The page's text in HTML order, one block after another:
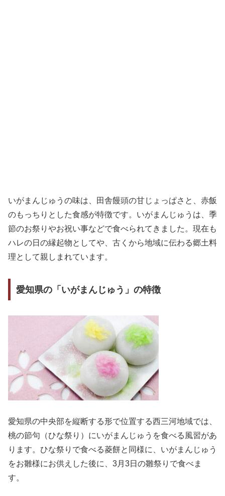
いがまんじゅうの味は、田舎饅頭の甘じょっぱさと、赤飯
のもっちりとした食感が特徴です。いがまんじゅうは、季
節のお祭りやお祝い事などで食べられてきました。現在も
ハレの日の縁起物としてや、古くから地域に伝わる郷土料
理として親しまれています。
愛知県の「いがまんじゅう」の特徴
愛知県の中央部を縦断する形で位置する西三河地域では、
桃の節句（ひな祭り）にいがまんじゅうを食べる風習があ
ります。ひな祭りで食べる菱餅と同様に、いがまんじゅう
をお雛様にお供えした後に、3月3日の雛祭りで食べま
す。